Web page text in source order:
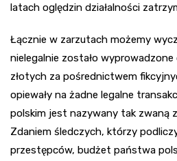
latach oględzin działalności
Łącznie w zarzutach możemy
nielegalnie zostało wyprowadzone
złotych za pośrednictwem
opiewały na żadne legalne
polskim jest nazywany tak zwaną
Zdaniem śledczych, którzy
przestępców, budżet państwa